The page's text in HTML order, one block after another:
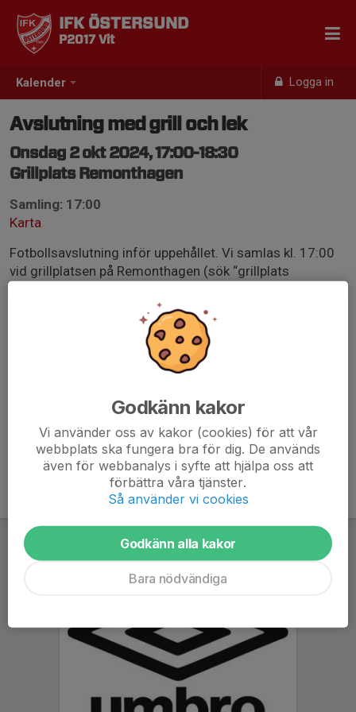
Kalender Logga in
IFK ÖSTERSUND
P2017 Vit
Avslutning med grill och lek
Onsdag 2 okt 2024, 17:00-18:30
Grillplats Remonthagen
Samling: 17:00
Karta
Fotbollsavslutning inför uppehållet. Vi samlas kl. 17:00
vid grillplatsen på Remonthagen (sök “grillplats
lekar och prata om vår värdegrund. Vi bjuder barnen på
grillkorv och dryck. Eventuella allergier eller specialkost
meddelas till elisabethjuudas@hotmail.com senast
måndag den 30/9. Kläder efter väder! Anmälan här
Godkänn kakor
Vi använder oss av kakor (cookies) för att vår
webbplats ska fungera bra för dig. De används
även för webbanalys i syfte att hjälpa oss att
förbättra våra tjänster.
Så använder vi cookies
Godkänn alla kakor
Bara nödvändiga